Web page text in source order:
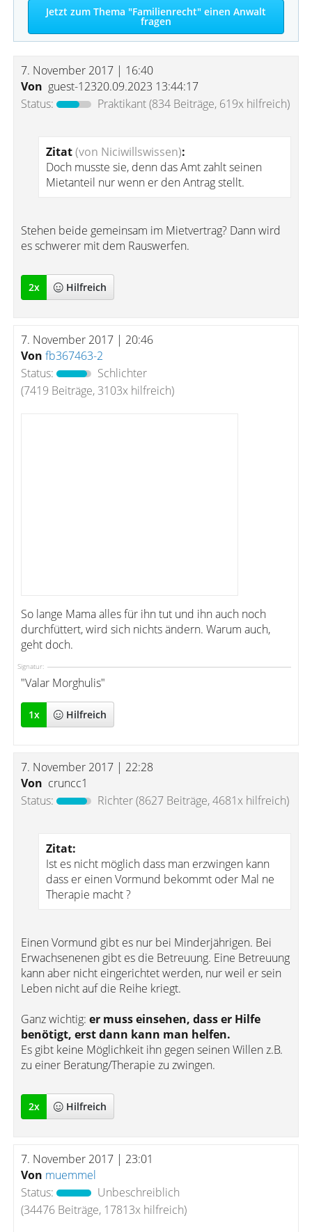
Jetzt zum Thema "Familienrecht" einen Anwalt
fragen
7. November 2017 | 16:40
Von guest-12320.09.2023 13:44:17
Status:
Praktikant(834 Beiträge, 619x hilfreich)
Zitat(von Niciwillswissen):
Doch musste sie, denn das Amt zahlt seinen
Mietanteil nur wenn er den Antrag stellt.
Stehen beide gemeinsam im Mietvertrag? Dann wird
es schwerer mit dem Rauswerfen.
2x Hilfreich
7. November 2017 | 20:46
Von fb367463-2
Status:
Schlichter
(7419 Beiträge, 3103x hilfreich)
So lange Mama alles für ihn tut und ihn auch noch
durchfüttert, wird sich nichts ändern. Warum auch,
geht doch.
Signatur:
"Valar Morghulis"
1x Hilfreich
7. November 2017 | 22:28
Von cruncc1
Status:
Richter(8627 Beiträge, 4681x hilfreich)
Zitat:
Ist es nicht möglich dass man erzwingen kann
dass er einen Vormund bekommt oder Mal ne
Therapie macht ?
Einen Vormund gibt es nur bei Minderjährigen. Bei
Erwachsenenen gibt es die Betreuung. Eine Betreuung
kann aber nicht eingerichtet werden, nur weil er sein
Leben nicht auf die Reihe kriegt.
Ganz wichtig: er muss einsehen, dass er Hilfe
benötigt, erst dann kann man helfen.
Es gibt keine Möglichkeit ihn gegen seinen Willen z.B.
zu einer Beratung/Therapie zu zwingen.
2x Hilfreich
7. November 2017 | 23:01
Von muemmel
Status:
Unbeschreiblich
(34476 Beiträge, 17813x hilfreich)